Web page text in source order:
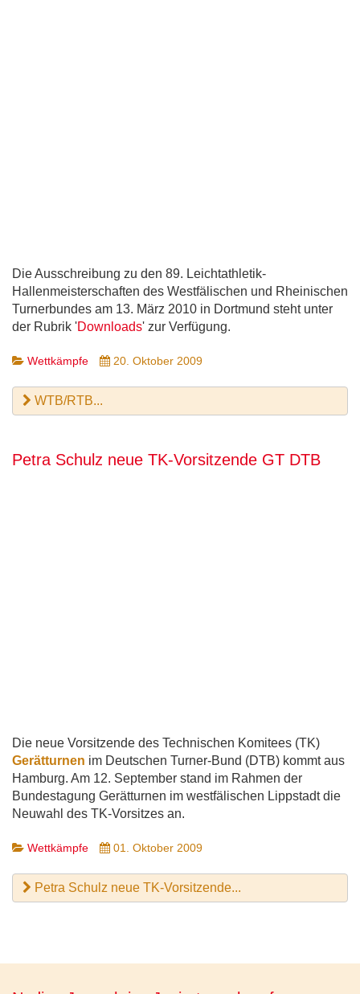
Die Ausschreibung zu den 89. Leichtathletik-
Hallenmeisterschaften des Westfälischen und Rheinischen
Turnerbundes am 13. März 2010 in Dortmund steht unter
der Rubrik 'Downloads' zur Verfügung.
Wettkämpfe 20. Oktober 2009
WTB/RTB...
Petra Schulz neue TK-Vorsitzende GT DTB
Die neue Vorsitzende des Technischen Komitees (TK)
Gerätturnen im Deutschen Turner-Bund (DTB) kommt aus
Hamburg. Am 12. September stand im Rahmen der
Bundestagung Gerätturnen im westfälischen Lippstadt die
Neuwahl des TK-Vorsitzes an.
Wettkämpfe 01. Oktober 2009
Petra Schulz neue TK-Vorsitzende...